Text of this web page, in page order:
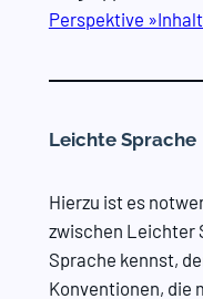
Perspektive
Leichte Sprache
Hierzu ist es
zwischen Leichter
Sprache kennst,
Konventionen, die